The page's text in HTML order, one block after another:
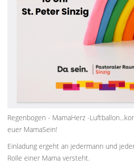
Regenbogen - MamaHerz -
euer MamaSein!
Einladung ergeht an jedermann und
Rolle einer Mama versteht.